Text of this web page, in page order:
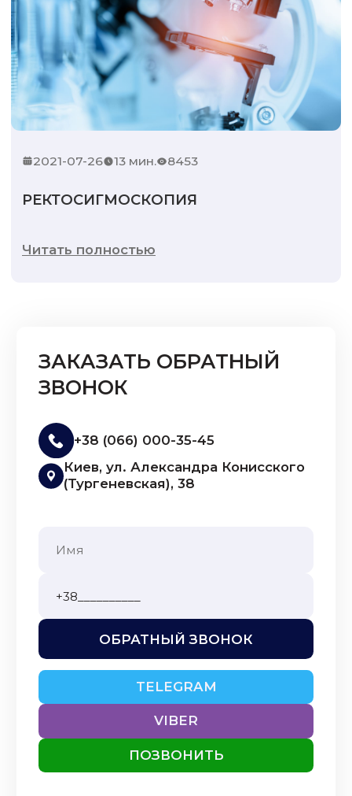
2021-07-26 13 мин. 8453
РЕКТОСИГМОСКОПИЯ
Читать полностью
ЗАКАЗАТЬ ОБРАТНЫЙ
ЗВОНОК
+38 (066) 000-35-45
Киев, ул. Александра Конисского
(Тургеневская), 38
ОБРАТНЫЙ ЗВОНОК
TELEGRAM
VIBER
ПОЗВОНИТЬ